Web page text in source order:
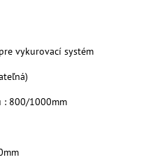
vykurovací systém
: 800/1000mm